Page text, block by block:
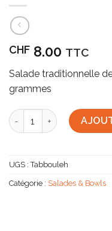
CHF 8.00 TTC
Salade traditionnelle
grammes
quantité de Tabbouleh
UGS :Tabbouleh
Catégorie : Salades & Bowls